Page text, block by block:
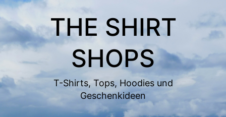
Zum
Inhalt
springen
THE SHIRT
SHOPS
T-Shirts, Tops, Hoodies und
Geschenkideen